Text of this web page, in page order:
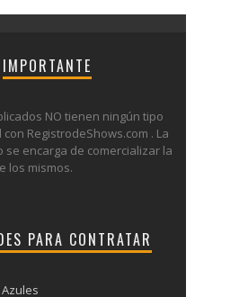
IMPORTANTE
NO tienen ningún tipo
RegistrodeShows.com . La
se encarga de comercializar la
los mismos.
PARA CONTRATAR